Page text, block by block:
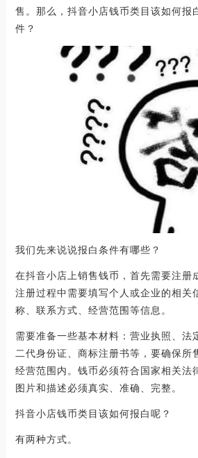
售。那么，抖音小店钱币类目该如何报
件？
我们先来说说报白条件有哪些？
在抖音小店上销售钱币，首先需要注册
注册过程中需要填写个人或企业的相关
称、联系方式、经营范围等信息。
需要准备一些基本材料：营业执照、法
二代身份证、商标注册书等，要确保所
经营范围内。钱币必须符合国家相关法
图片和描述必须真实、准确、完整。
抖音小店钱币类目该如何报白呢？
有两种方式。